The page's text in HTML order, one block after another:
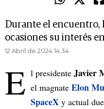
Durante el encuentro,
ocasiones su interés
12 Abril de 2024 14.34
E l presidente Javier
el magnate Elon
SpaceX y actual